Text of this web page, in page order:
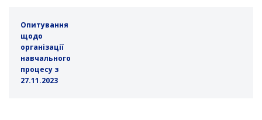
Опитування
щодо
організації
навчального
процесу з
27.11.2023